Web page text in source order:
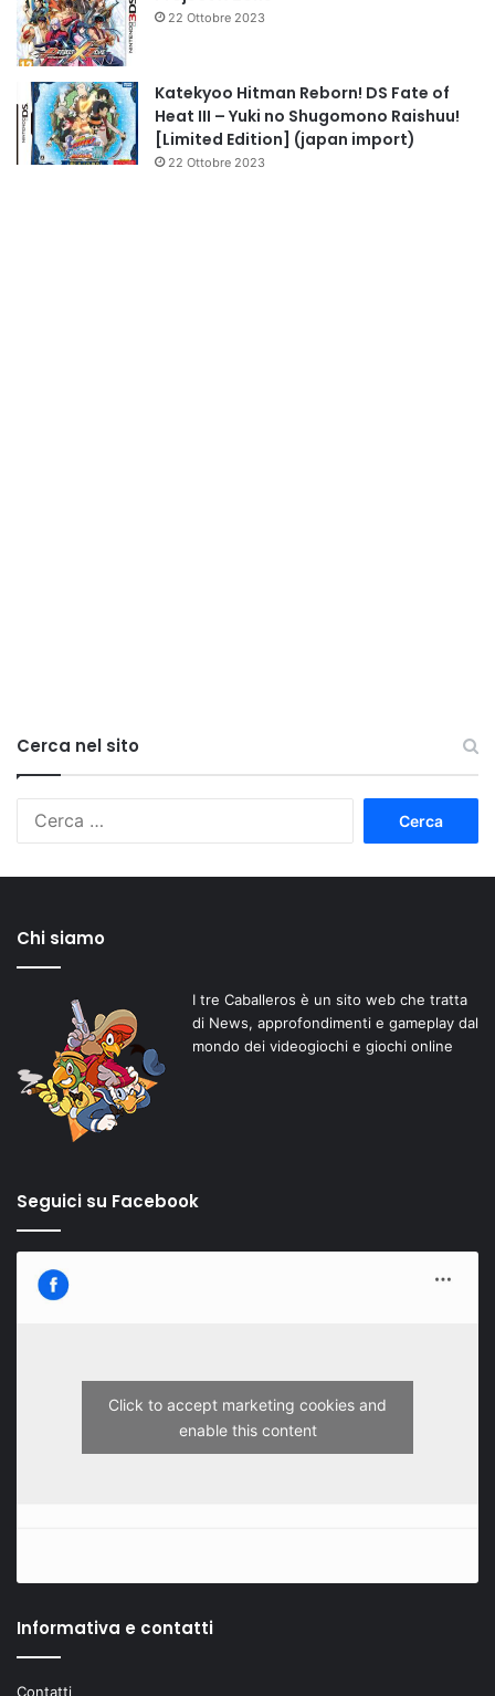
22 Ottobre 2023
Katekyoo Hitman Reborn! DS Fate of
Heat III – Yuki no Shugomono Raishuu!
[Limited Edition] (japan import)
22 Ottobre 2023
Cerca nel sito
Chi siamo
I tre Caballeros è un sito web che tratta
di News, approfondimenti e gameplay dal
mondo dei videogiochi e giochi online
Seguici su Facebook
Click to accept marketing cookies and
enable this content
Informativa e contatti
Contatti